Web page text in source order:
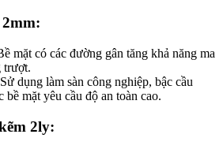
mặt có các đường gân tăng khả năng ma
trượt.
Sử dụng làm sàn công nghiệp, bậc cầu
bề mặt yêu cầu độ an toàn cao.
2ly: